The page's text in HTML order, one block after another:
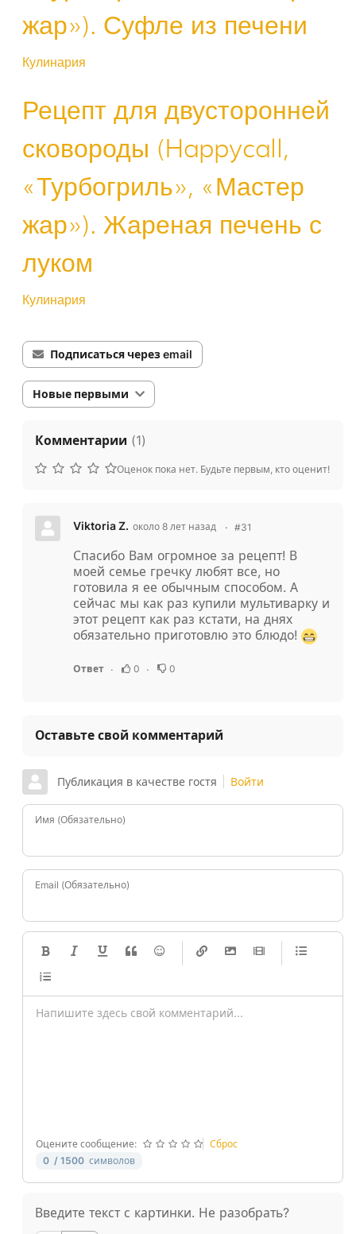
жар»). Суфле из печени
Кулинария
Рецепт для двусторонней
сковороды (Happycall,
«Турбогриль», «Мастер
жар»). Жареная печень с
луком
Кулинария
Подписаться через email
Новые первыми
Комментарии (1)
Оценок пока нет. Будьте первым, кто оценит!
Viktoria Z. около 8 лет назад #31
Спасибо Вам огромное за рецепт! В
моей семье гречку любят все, но
готовила я ее обычным способом. А
сейчас мы как раз купили мультиварку и
этот рецепт как раз кстати, на днях
обязательно приготовлю это блюдо!
Ответ 0 0
Оставьте свой комментарий
Публикация в качестве гостя Войти
Имя (Обязательно)
Email (Обязательно)
-
-
-
-
-
Оцените сообщение:
Сброс
0 / 1500 символов
Введите текст с картинки. Не разобрать?